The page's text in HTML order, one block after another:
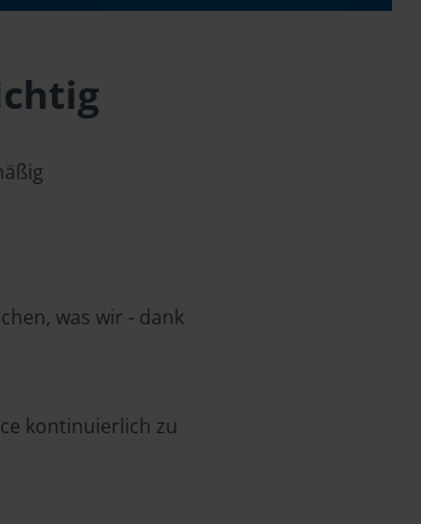
was wir - dank
kontinuierlich zu